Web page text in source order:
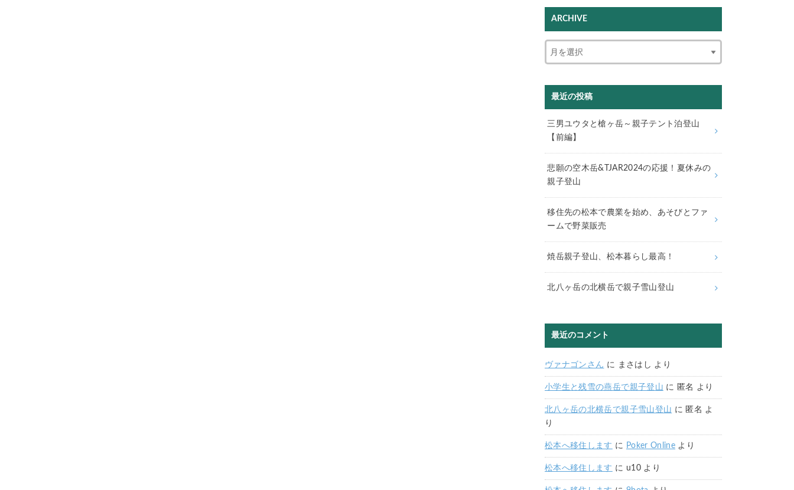
ARCHIVE
最近の投稿
三男ユウタと槍ヶ岳～親子テント泊登山
【前編】
悲願の空木岳&TJAR2024の応援！夏休みの
親子登山
移住先の松本で農業を始め、あそびとファ
ームで野菜販売
焼岳親子登山、松本暮らし最高！
北八ヶ岳の北横岳で親子雪山登山
最近のコメント
ヴァナゴンさん に まさはし より
小学生と残雪の燕岳で親子登山 に 匿名 より
北八ヶ岳の北横岳で親子雪山登山 に 匿名 よ
り
松本へ移住します に Poker Online より
松本へ移住します に u10より